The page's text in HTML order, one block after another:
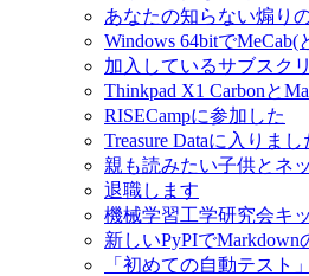
あなたの知らない煽り
Windows 64bitで
加入しているサブスク
Thinkpad X1 Carbonと
RISECampに参加した
Treasure Dataに入りま
親も読みたい子供とネ
退職します
機械学習工学研究会キ
新しいPyPIでMarkdown
「初めての自動テスト